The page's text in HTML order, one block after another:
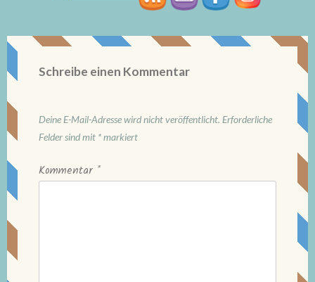
Schreibe einen Kommentar
Deine E-Mail-Adresse wird nicht veröffentlicht. Erforderliche
Felder sind mit *markiert
Kommentar *